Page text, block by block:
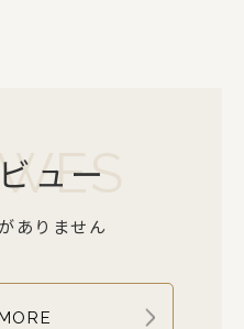
ュー
ありません